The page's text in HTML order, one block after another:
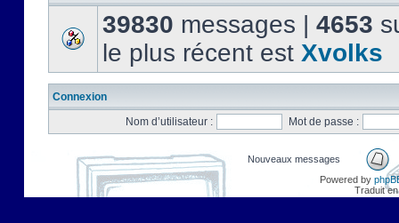
39830 messages | 4653
le plus récent est Xvolks
Connexion
Nom d’utilisateur :
Mot de passe :
Nouveaux messages
Powered by
Traduit